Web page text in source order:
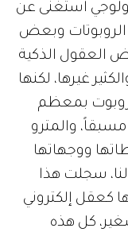
استغنى عن
الروبوتات وبعض
العقول الذكية
غيرها، لكنها
بمعظم
والمترو
ووجهاتها
سجلت هذا
كعقل إلكتروني
كل هذه